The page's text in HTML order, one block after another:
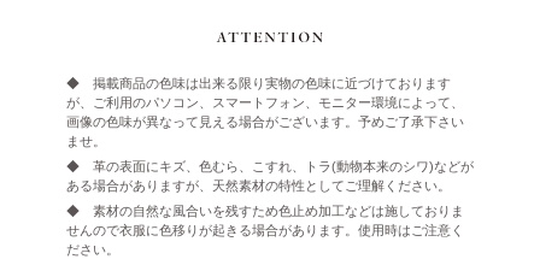
◆ 掲載商品の色味は出来る限り実物の色味に近づけております
が、ご利用のパソコン、スマートフォン、モニター環境によって、
画像の色味が異なって見える場合がございます。予めご了承下さい
ませ。
◆ 革の表面にキズ、色むら、こすれ、トラ(動物本来のシワ)などが
ある場合がありますが、天然素材の特性としてご理解ください。
◆ 素材の自然な風合いを残すため色止め加工などは施しておりま
せんので衣服に色移りが起きる場合があります。使用時はご注意く
ださい。